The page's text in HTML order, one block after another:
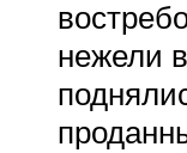
нежели